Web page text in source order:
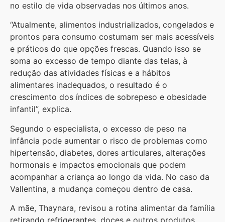
no estilo de vida observadas nos últimos anos.
“Atualmente, alimentos industrializados, congelados e
prontos para consumo costumam ser mais acessíveis
e práticos do que opções frescas. Quando isso se
soma ao excesso de tempo diante das telas, à
redução das atividades físicas e a hábitos
alimentares inadequados, o resultado é o
crescimento dos índices de sobrepeso e obesidade
infantil”, explica.
Segundo o especialista, o excesso de peso na
infância pode aumentar o risco de problemas como
hipertensão, diabetes, dores articulares, alterações
hormonais e impactos emocionais que podem
acompanhar a criança ao longo da vida. No caso da
Vallentina, a mudança começou dentro de casa.
A mãe, Thaynara, revisou a rotina alimentar da família